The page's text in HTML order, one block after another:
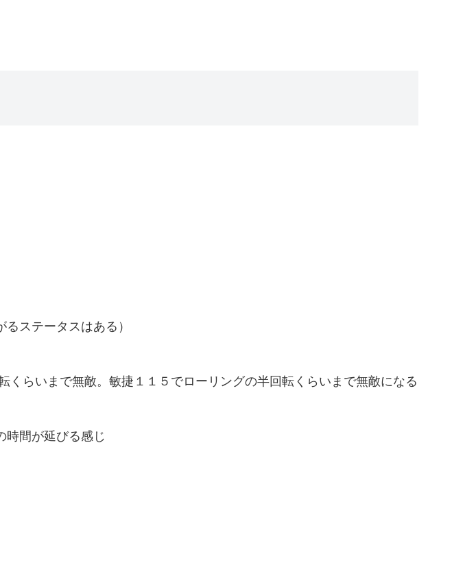
ステータスはある）
くらいまで無敵。敏捷１１５でローリングの半回転くらいまで無敵になる
時間が延びる感じ